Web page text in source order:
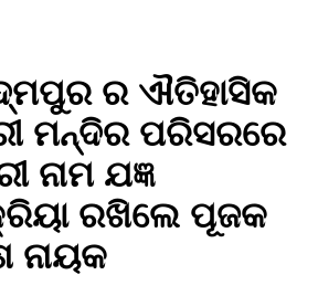
ର ଐତିହାସିକ
ମନ୍ଦିର ପରିସରରେ
ନାମ ଯଜ୍ଞ
ରଖିଲେ ପୂଜକ
ନାୟକ